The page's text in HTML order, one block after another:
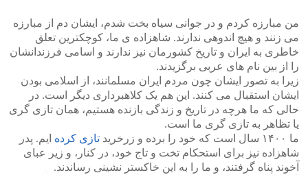
من مبارزه کردم و در جوانی سیاه بخت شدم، ایشان دم از مبارزه
می زنند و هیچ اندوهی ندارند. شاهزاده ی ما، کوچکترین تعلق
خاطری به ایران و تاریخ کشورمان نیز ندارند و اسامی فرزندانشان
را از بین نام های عربی برگزیدند.
زیرا به تصور ایشان چون مردم ایران مسلمانند، از اسلامی بودن
ایشان استقبال می کنند. این هم یک کلاهبرداری دیگر است. در
حالی که ما هرچه در تاریخ و زندگی بازنده هستیم، همان تازی گری
یا تظاهر به تازی گری ما است.
ما ۱۴۰۰ سال است که خود را برده و زرخرید
تازی کرده ایم. پدر
شاهزاده نیز برای استحکام تخت و تاج خود، در کنار، و زیر عبای
آخوند پناه گرفتند، و ما را به این خاکستر نشینی رساندند.